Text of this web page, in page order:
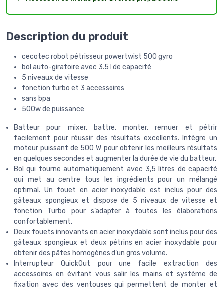
Description du produit
cecotec robot pétrisseur powertwist 500 gyro
bol auto-giratoire avec 3.5 l de capacité
5 niveaux de vitesse
fonction turbo et 3 accessoires
sans bpa
500w de puissance
Batteur pour mixer, battre, monter, remuer et pétrir
facilement pour réussir des résultats excellents. Intègre un
moteur puissant de 500 W pour obtenir les meilleurs résultats
en quelques secondes et augmenter la durée de vie du batteur.
Bol qui tourne automatiquement avec 3,5 litres de capacité
qui met au centre tous les ingrédients pour un mélangé
optimal. Un fouet en acier inoxydable est inclus pour des
gâteaux spongieux et dispose de 5 niveaux de vitesse et
fonction Turbo pour s’adapter à toutes les élaborations
confortablement.
Deux fouets innovants en acier inoxydable sont inclus pour des
gâteaux spongieux et deux pétrins en acier inoxydable pour
obtenir des pâtes homogènes d’un gros volume.
Interrupteur QuickOut pour une facile extraction des
accessoires en évitant vous salir les mains et système de
fixation avec des ventouses qui permettent de monter et